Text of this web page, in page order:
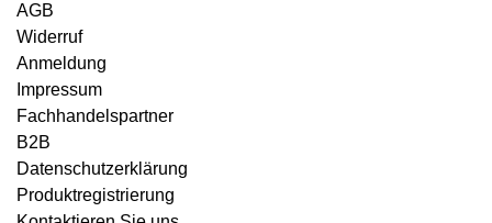
AGB
Widerruf
Anmeldung
Impressum
Fachhandelspartner
B2B
Datenschutzerklärung
Produktregistrierung